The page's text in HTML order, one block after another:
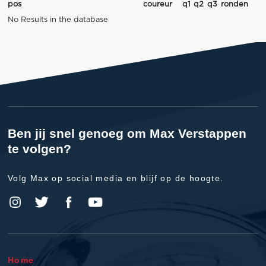
pos coureur q1 q2 q3 ronden
No Results in the database
Ben jij snel genoeg om Max Verstappen
te volgen?
Volg Max op social media en blijf op de hoogte.
Home